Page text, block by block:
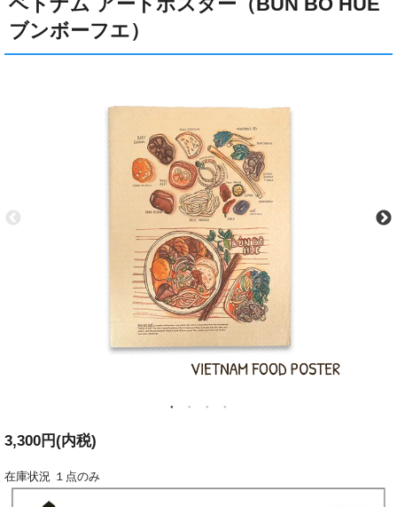
ブンボーフエ）
3,300円(内税)
在庫状況 １点のみ